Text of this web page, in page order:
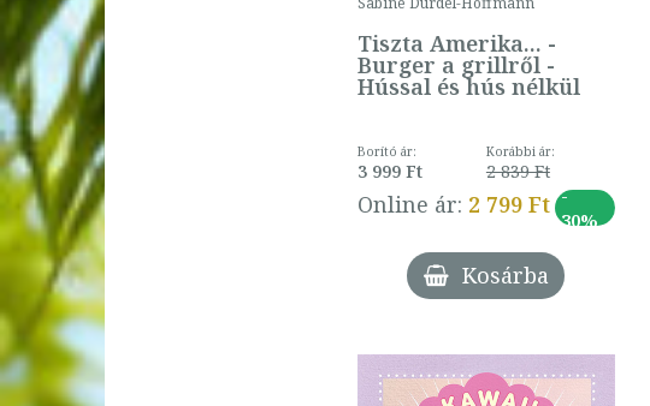
Tiszta Amerika... -
Burger a grillről -
Hússal és hús nélkül
Borító ár:
3 999 Ft
Korábbi ár:
2 839 Ft
Online ár: 2 799 Ft -
30%
Kosárba